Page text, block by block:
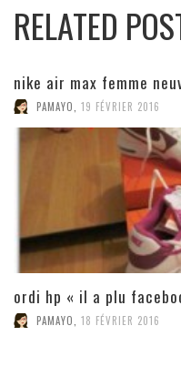
RELATED
nike air max femme
PAMAYO, 19 FÉVRIER 2016
ordi hp « il a plu
PAMAYO 18 FÉVRIER 2016